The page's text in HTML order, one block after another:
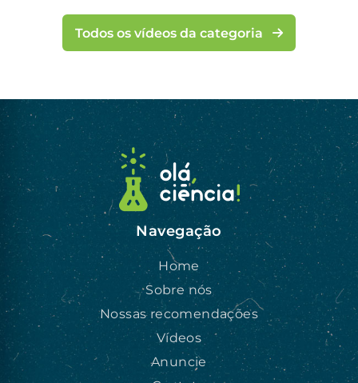
Todos os vídeos da categoria
Navegação
Home
Sobre nós
Nossas recomendações
Vídeos
Anuncie